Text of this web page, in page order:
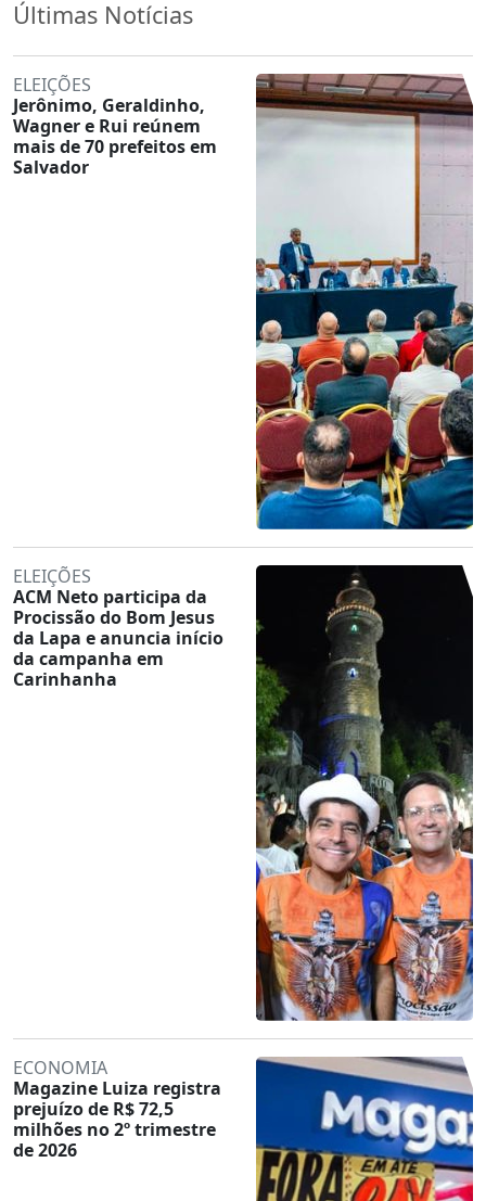
Últimas Notícias
ELEIÇÕES
Jerônimo, Geraldinho,
Wagner e Rui reúnem
mais de 70 prefeitos em
Salvador
ELEIÇÕES
ACM Neto participa da
Procissão do Bom Jesus
da Lapa e anuncia início
da campanha em
Carinhanha
ECONOMIA
Magazine Luiza registra
prejuízo de R$ 72,5
milhões no 2º trimestre
de 2026